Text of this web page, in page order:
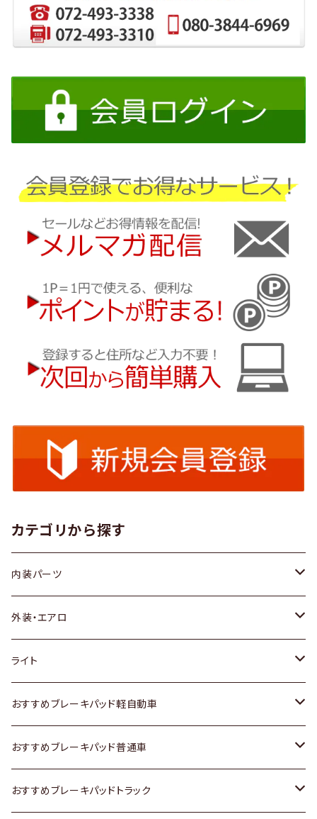
カテゴリから探す
内装パーツ
トヨタ
ホンダ
スズキ
日産
いすゞ
外装・エアロ
トヨタ
ホンダ
スズキ
日産
ライト
トヨタ
スズキ
日産
おすすめブレーキパッド軽自動車
トヨタ
ホンダ
おすすめブレーキパッド普通車
トヨタ
おすすめブレーキパッドトラック